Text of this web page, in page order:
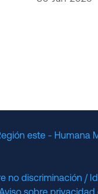
este - Humana
no discriminación /